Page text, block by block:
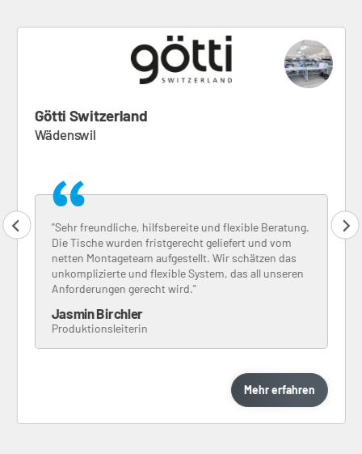
Götti Switzerland
Wädenswil
"Sehr freundliche, hilfsbereite und flexible Beratung.
Die Tische wurden fristgerecht geliefert und vom
netten Montageteam aufgestellt. Wir schätzen das
unkomplizierte und flexible System, das all unseren
Anforderungen gerecht wird."
Jasmin Birchler
Produktionsleiterin
Mehr erfahren